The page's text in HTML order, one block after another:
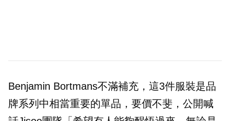
Benjamin Bortmans不滿補充，這3件服裝是品
牌系列中相當重要的單品，要價不斐，公開喊